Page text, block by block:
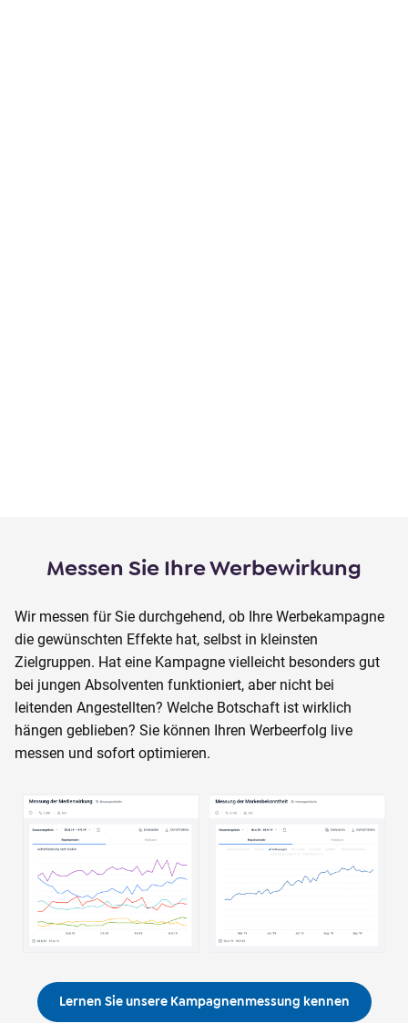
Messen Sie Ihre Werbewirkung
Wir messen für Sie durchgehend, ob Ihre Werbekampagne
die gewünschten Effekte hat, selbst in kleinsten
Zielgruppen. Hat eine Kampagne vielleicht besonders gut
bei jungen Absolventen funktioniert, aber nicht bei
leitenden Angestellten? Welche Botschaft ist wirklich
hängen geblieben? Sie können Ihren Werbeerfolg live
messen und sofort optimieren.
Lernen Sie unsere Kampagnenmessung kennen